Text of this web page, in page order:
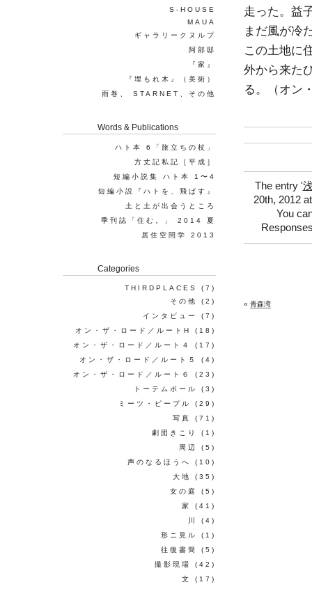
走った。益
まだ風が冷
この土地に
外から来た
る。（オン
The entry '
20th, 2012
You
« 青森湾
S-HOUSE
MAUA
ギャラリークヌルプ
阿部邸
『家』
『埋もれ木』（美術）
雨巻、 STARNET、その他
Words & Publications
ハト本 6「旅立ちの杖」
方丈記私記［平成］
短編小説集 ハト本 1〜4
短編小説『ハトを、飛ばす』
土と土が出会うところ
季刊誌「住む。」 2014 夏
居住空間学 2013
Categories
THIRDPLACES
(7)
その他
(2)
インタビュー
(7)
オン・ザ・ロード／ルートH
(18)
オン・ザ・ロード／ルート４
(17)
オン・ザ・ロード／ルート５
(4)
オン・ザ・ロード／ルート６
(23)
トーテムポール
(3)
ミーツ・ピープル
(29)
写真
(71)
劇団きこり
(1)
周辺
(5)
声のなるほうへ
(10)
大地
(35)
女の庭
(5)
家
(41)
川
(4)
形ニ見ル
(1)
往復書簡
(5)
撮影現場
(42)
文
(17)